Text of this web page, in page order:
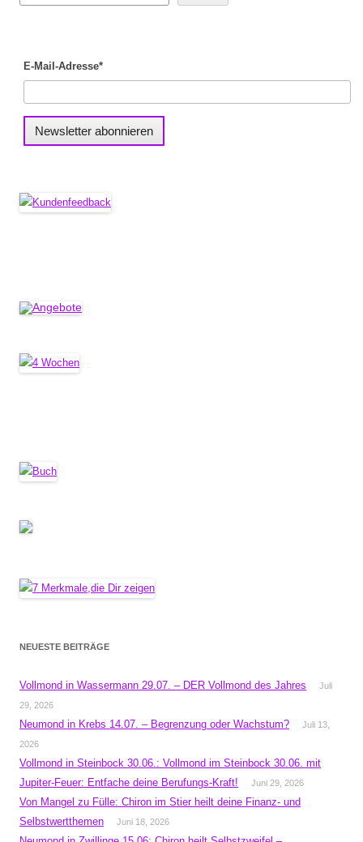
E-Mail-Adresse*
NEUESTE BEITRÄGE
Vollmond in Wassermann 29.07. – DER Vollmond des Jahres
Juli
29, 2026
Neumond in Krebs 14.07. – Begrenzung oder Wachstum?
Juli 13,
2026
Vollmond in Steinbock 30.06.: Vollmond im Steinbock 30.06. mit
Jupiter-Feuer: Entfache deine Berufungs-Kraft!
Juni 29, 2026
Von Mangel zu Fülle: Chiron im Stier heilt deine Finanz- und
Selbstwertthemen
Juni 18, 2026